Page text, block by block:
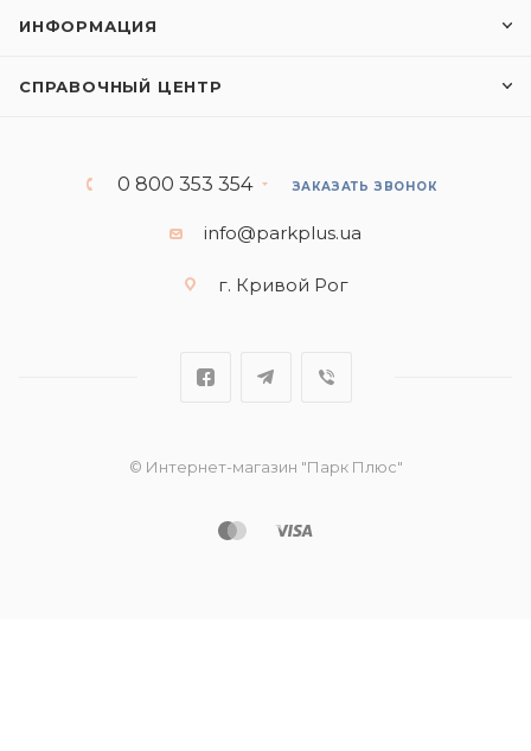
ИНФОРМАЦИЯ
СПРАВОЧНЫЙ ЦЕНТР
0 800 353 354 ЗАКАЗАТЬ ЗВОНОК
info@parkplus.ua
г. Кривой Рог
© Интернет-магазин "Парк Плюс"